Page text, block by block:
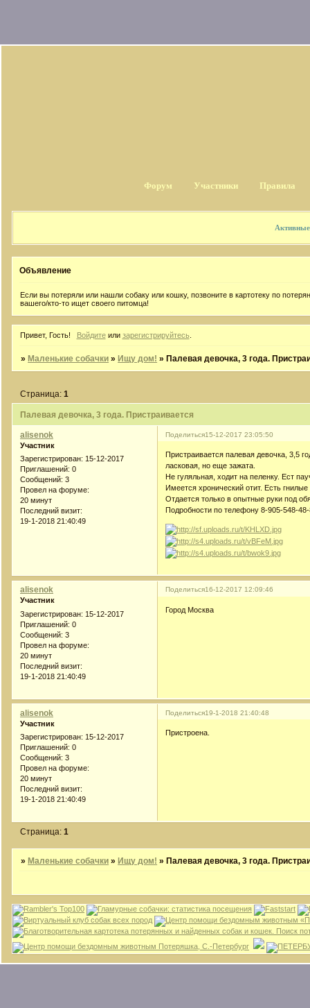
Форум Участники Правила
Объявление
Если вы потеряли или нашли собаку или кошку, позвоните в картотеку по
вашего/кто-то ищет своего питомца!
Привет, Гость! Войдитеили зарегистрируйтесь
» Маленькие собачки » Ищу дом! » Палевая девочка, 3 года.
Палевая девочка, 3 года. Пристраивается
Страница:1
Поделиться15-12-2017 23:05:50
alisenok
Участник
Зарегистрирован: 15-12-2017
Приглашений: 0
Сообщений: 3
Провел на форуме:
20 минут
Последний визит:
19-1-2018 21:40:49
Пристраивается палевая девочка, 3,5
ласковая, но еще зажата.
Не гуляльная, ходит на пеленку. Ест
Имеется хронический отит. Есть
Отдается только в опытные руки под
Подробности по телефону 8-905-548-
Поделиться16-12-2017 12:09:46
alisenok
Участник
Зарегистрирован: 15-12-2017
Приглашений: 0
Сообщений: 3
Провел на форуме:
20 минут
Последний визит:
19-1-2018 21:40:49
Город Москва
Поделиться19-1-2018 21:40:48
alisenok
Участник
Зарегистрирован: 15-12-2017
Приглашений: 0
Сообщений: 3
Провел на форуме:
20 минут
Последний визит:
19-1-2018 21:40:49
Пристроена.
Страница:1
» Маленькие собачки » Ищу дом! »Палевая девочка, 3 года.